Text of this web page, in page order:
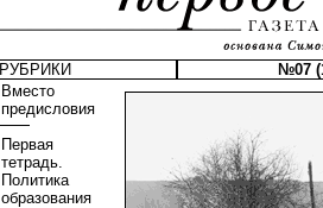
РУБРИКИ
№07
Вместо
предисловия
Первая
тетрадь.
Политика
образования